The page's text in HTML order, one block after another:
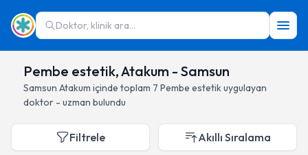
Doktor, klinik ara...
Pembe estetik, Atakum - Samsun
Samsun Atakum içinde toplam 7 Pembe estetikuygulayan
doktor - uzman bulundu
Filtrele Akıllı Sıralama